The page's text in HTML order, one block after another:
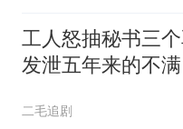
工人怒抽秘书三个
发泄五年来的不
二毛追剧